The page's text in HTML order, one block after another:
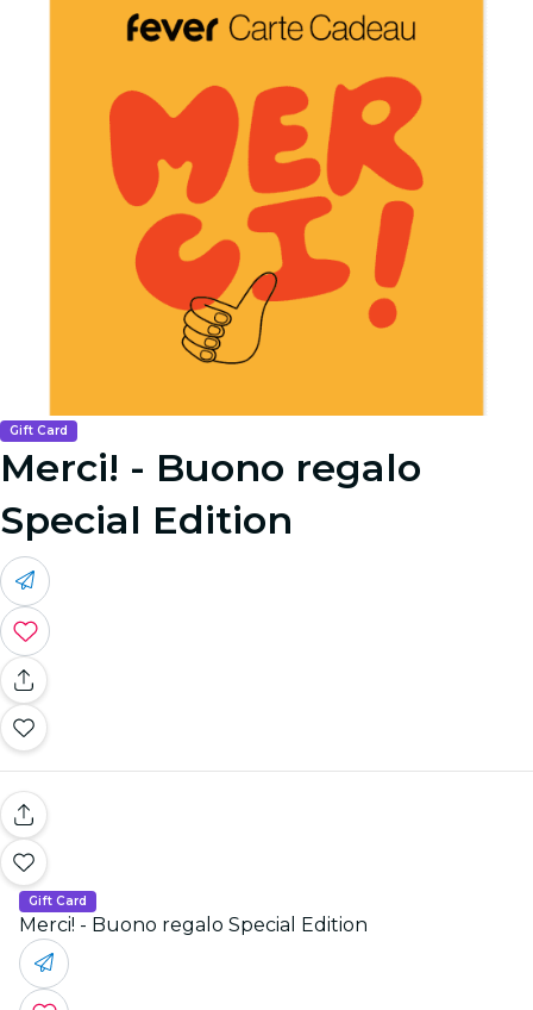
Gift Card
Merci! - Buono regalo
Special Edition
Gift Card
Merci! - Buono regalo Special Edition